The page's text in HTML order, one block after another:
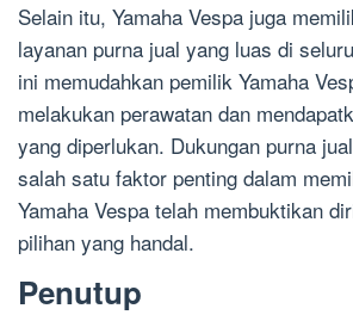
Selain itu, Yamaha Vespa juga
layanan purna jual yang luas di
ini memudahkan pemilik Yamaha
melakukan perawatan dan
yang diperlukan. Dukungan purna
salah satu faktor penting dalam
Yamaha Vespa telah membuktikan
pilihan yang handal.
Penutup